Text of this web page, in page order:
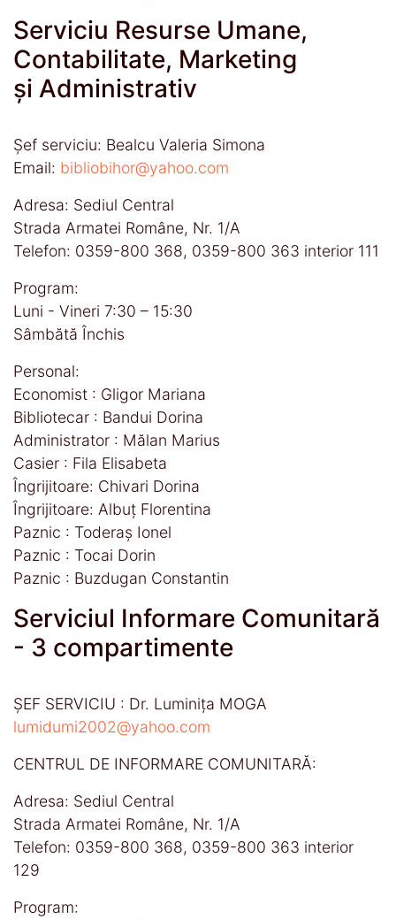
Serviciu Resurse Umane,
Contabilitate, Marketing
și Administrativ
Şef serviciu: Bealcu Valeria Simona
Email: bibliobihor@yahoo.com
Adresa: Sediul Central
Strada Armatei Române, Nr. 1/A
Telefon: 0359-800 368, 0359-800 363 interior 111
Program:
Luni - Vineri 7:30 – 15:30
Sâmbătă Închis
Personal:
Economist : Gligor Mariana
Bibliotecar : Bandui Dorina
Administrator : Mălan Marius
Casier : Fila Elisabeta
Îngrijitoare: Chivari Dorina
Îngrijitoare: Albuţ Florentina
Paznic : Toderaș Ionel
Paznic : Tocai Dorin
Paznic : Buzdugan Constantin
Serviciul Informare Comunitară
- 3 compartimente
ŞEF SERVICIU : Dr. Luminiţa MOGA
lumidumi2002@yahoo.com
CENTRUL DE INFORMARE COMUNITARĂ:
Adresa: Sediul Central
Strada Armatei Române, Nr. 1/A
Telefon: 0359-800 368, 0359-800 363 interior
129
Program: